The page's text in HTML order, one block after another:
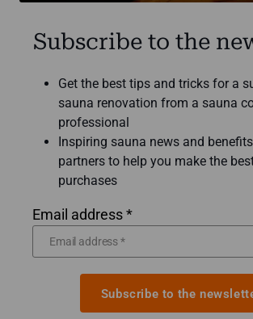
Subscribe to the
Get the best tips and tricks for a
sauna renovation from a sauna
professional
Inspiring sauna news and
partners to help you make the
purchases
Email address *
Subscribe to the